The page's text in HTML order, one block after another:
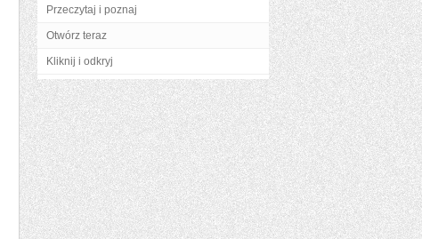
Przeczytaj i poznaj
Otwórz teraz
Kliknij i odkryj